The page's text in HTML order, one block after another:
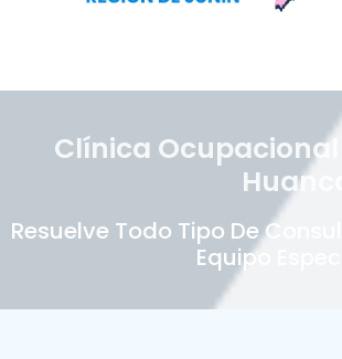
Clínica Ocupacional
Resuelve Todo Tipo De
Equipo